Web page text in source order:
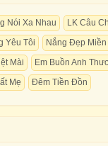
Nói Xa Nhau LK Câu
Yêu Tôi Nắng Đẹp
Mài Em Buồn Anh
Mẹ Đêm Tiền Đồn